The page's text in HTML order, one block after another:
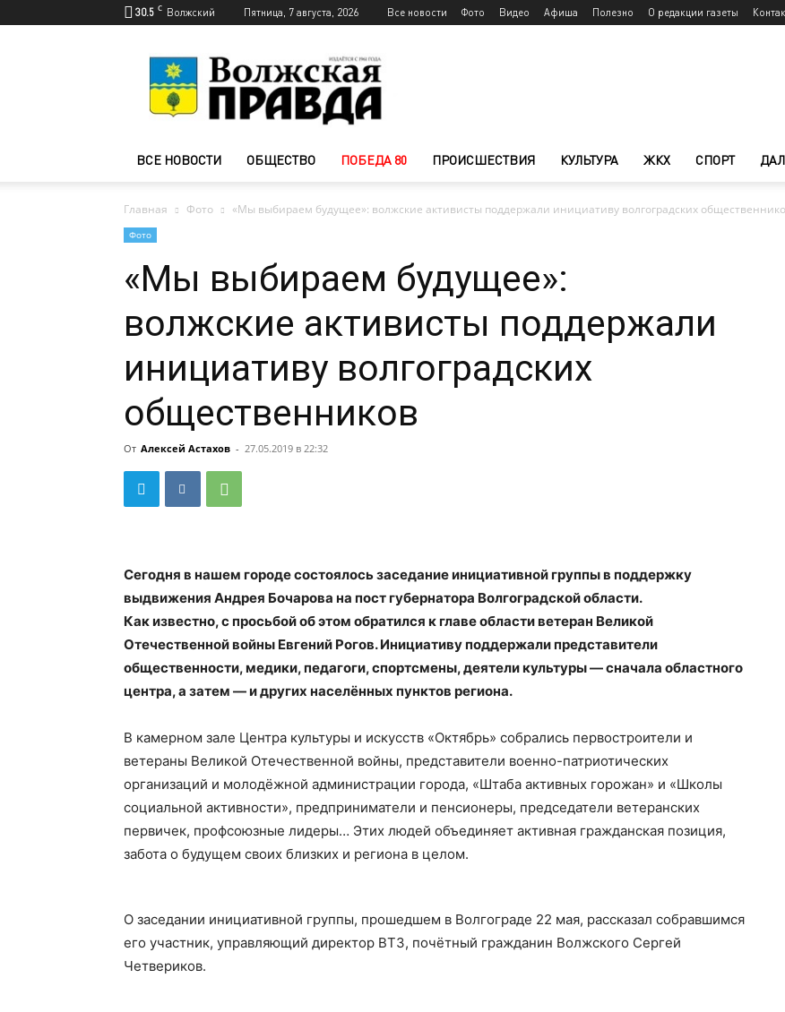
30.5 C Волжский Пятница, 7 августа, 2026 Все новости Фото Видео Афиша Полезно О редакции газеты
Волжского
—
Волжская
ВСЕ НОВОСТИ ОБЩЕСТВО ПОБЕДА 80 ПРОИСШЕСТВИЯ КУЛЬТУРА ЖКХ СПОРТ
Главная Фото «Мы выбираем будущее»: волжские активисты поддержали инициативу волгоградских
Фото
«Мы выбираем будущее»:
волжские активисты поддержали
инициативу волгоградских
общественников
От Алексей Астахов - 27.05.2019 в 22:32
Сегодня в нашем городе состоялось заседание инициативной группы в поддержку
выдвижения Андрея Бочарова на пост губернатора Волгоградской области.
Как известно, с просьбой об этом обратился к главе области ветеран Великой
Отечественной войны Евгений Рогов. Инициативу поддержали представители
общественности, медики, педагоги, спортсмены, деятели культуры — сначала областного
центра, а затем — и других населённых пунктов региона.
В камерном зале Центра культуры и искусств «Октябрь» собрались первостроители и
ветераны Великой Отечественной войны, представители военно-патриотических
организаций и молодёжной администрации города, «Штаба активных горожан» и «Школы
социальной активности», предприниматели и пенсионеры, председатели ветеранских
первичек, профсоюзные лидеры… Этих людей объединяет активная гражданская позиция,
забота о будущем своих близких и региона в целом.
О заседании инициативной группы, прошедшем в Волгограде 22 мая, рассказал собравшимся
его участник, управляющий директор ВТЗ, почётный гражданин Волжского Сергей
Четвериков.